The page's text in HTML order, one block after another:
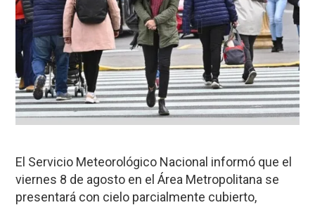
El Servicio Meteorológico Nacional informó que el
viernes 8 de agosto en el Área Metropolitana se
presentará con cielo parcialmente cubierto,